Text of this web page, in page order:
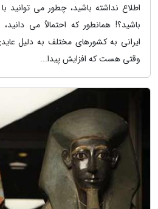
اطلاع نداشته باشید، چطور می توانید
باشید؟! همانطور که احتمالاً می
ایرانی به کشورهای مختلف به دلیل
وقتی هست که افزایش پیدا...